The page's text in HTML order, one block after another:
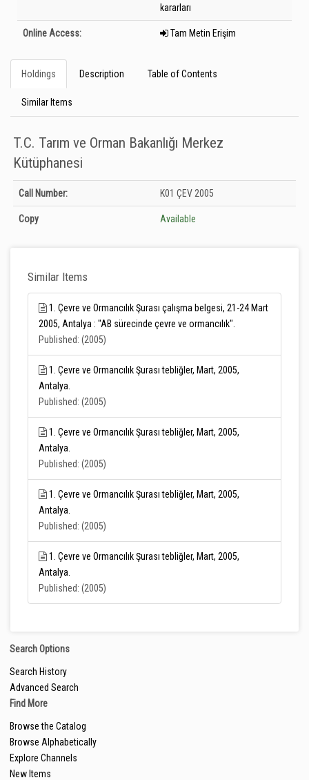
kararları
Online Access: Tam Metin Erişim
Holdings Description Table of Contents
Similar Items
T.C. Tarım ve Orman Bakanlığı Merkez
Kütüphanesi
Holdings details from T.C. Tarım ve Orman Bakanlığı Merkez Kütüphanesi:
Unknown
Call Number: K01 ÇEV 2005
Copy Available
Similar Items
1. Çevre ve Ormancılık Şurası çalışma belgesi, 21-24 Mart
2005, Antalya : "AB sürecinde çevre ve ormancılık".
Published: (2005)
1. Çevre ve Ormancılık Şurası tebliğler, Mart, 2005,
Antalya.
Published: (2005)
1. Çevre ve Ormancılık Şurası tebliğler, Mart, 2005,
Antalya.
Published: (2005)
1. Çevre ve Ormancılık Şurası tebliğler, Mart, 2005,
Antalya.
Published: (2005)
1. Çevre ve Ormancılık Şurası tebliğler, Mart, 2005,
Antalya.
Published: (2005)
Search Options
Search History
Advanced Search
Find More
Browse the Catalog
Browse Alphabetically
Explore Channels
New Items